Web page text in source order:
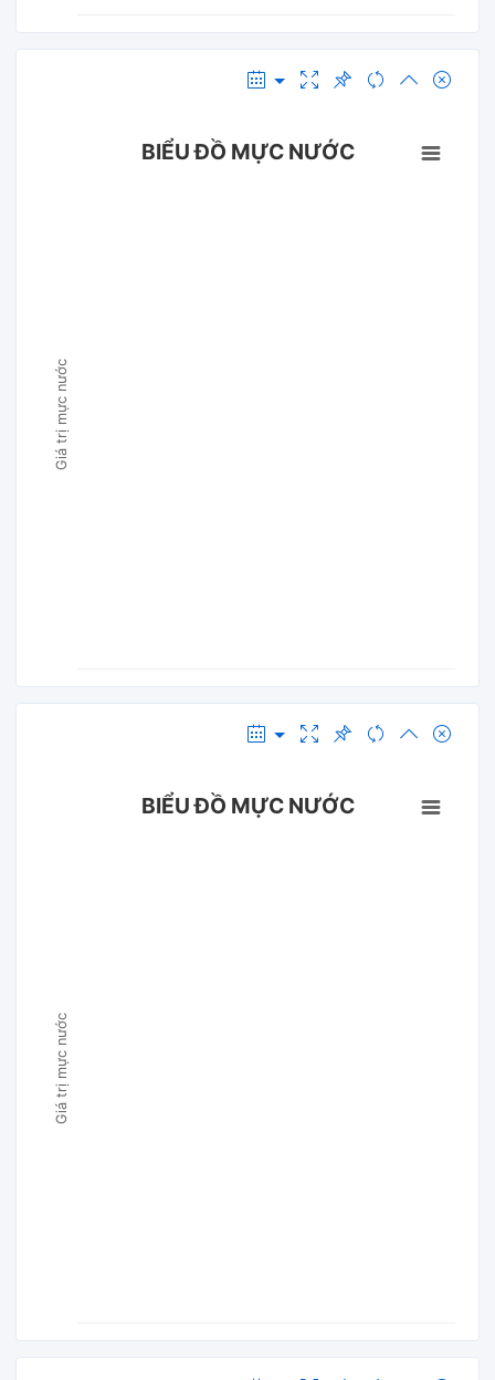
Giá trị mực nước
BIỂU ĐỒ MỰC NƯỚC
Giá trị mực nước
BIỂU ĐỒ MỰC NƯỚC